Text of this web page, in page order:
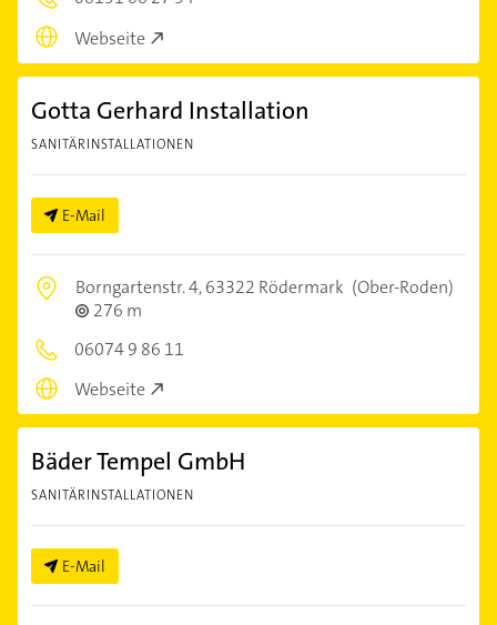
Webseite
Gotta Gerhard Installation
SANITÄRINSTALLATIONEN
E-Mail
Borngartenstr. 4,63322 Rödermark (Ober-Roden)
276 m
06074 9 86 11
Webseite
Bäder Tempel GmbH
SANITÄRINSTALLATIONEN
E-Mail